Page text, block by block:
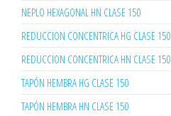
NEPLO HEXAGONAL HN CLASE 150
REDUCCION CONCENTRICA HG CLASE 150
REDUCCION CONCENTRICA HN CLASE 150
TAPÓN HEMBRA HG CLASE 150
TAPÓN HEMBRA HN CLASE 150